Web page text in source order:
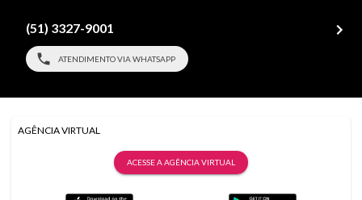
(51) 3327-9001
ATENDIMENTO VIA WHATSAPP
AGÊNCIA VIRTUAL
ACESSE A AGÊNCIA VIRTUAL